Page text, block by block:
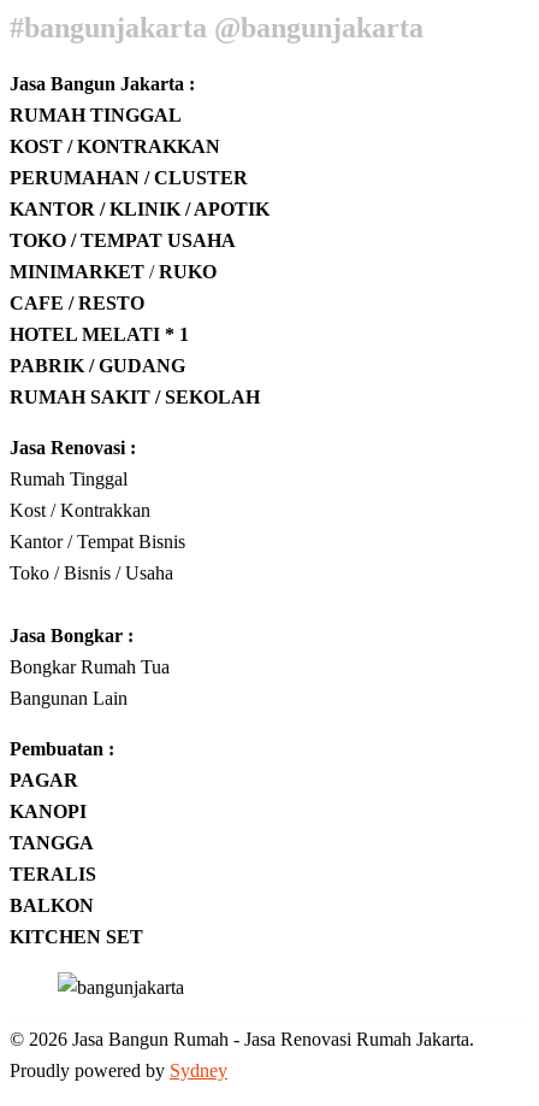
#bangunjakarta @bangunjakarta
Jasa Bangun Jakarta :
RUMAH TINGGAL
KOST / KONTRAKKAN
PERUMAHAN / CLUSTER
KANTOR / KLINIK / APOTIK
TOKO / TEMPAT USAHA
MINIMARKET /RUKO
CAFE / RESTO
HOTEL MELATI * 1
PABRIK / GUDANG
RUMAH SAKIT / SEKOLAH
Jasa Renovasi :
Rumah Tinggal
Kost / Kontrakkan
Kantor / Tempat Bisnis
Toko / Bisnis / Usaha
Jasa Bongkar :
Bongkar Rumah Tua
Bangunan Lain
Pembuatan :
PAGAR
KANOPI
TANGGA
TERALIS
BALKON
KITCHEN SET
© 2026 Jasa Bangun Rumah - Jasa Renovasi Rumah Jakarta.
Proudly powered by Sydney